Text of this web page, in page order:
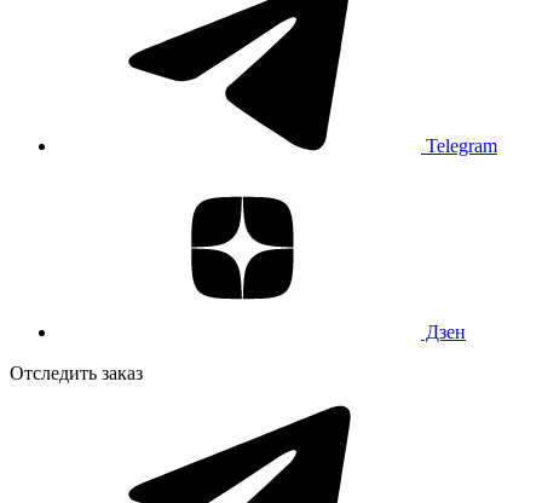
Telegram
Дзен
Отследить заказ